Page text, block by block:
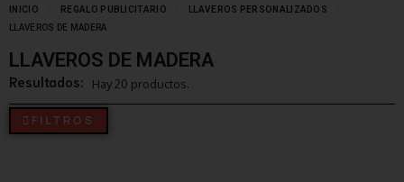
INICIO REGALO PUBLICITARIO
LLAVEROS PERSONALIZADOS
LLAVEROS DE MADERA
LLAVEROS DE MADERA
Resultados: Hay 20 productos.
FILTROS